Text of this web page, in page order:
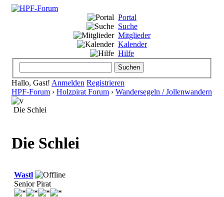
Portal
Suche
Mitglieder
Kalender
Hilfe
Hallo, Gast! Anmelden Registrieren
HPF-Forum › Holzpirat Forum › Wandersegeln / Jollenwandern
Die Schlei
Die Schlei
Wastl
Senior Pirat